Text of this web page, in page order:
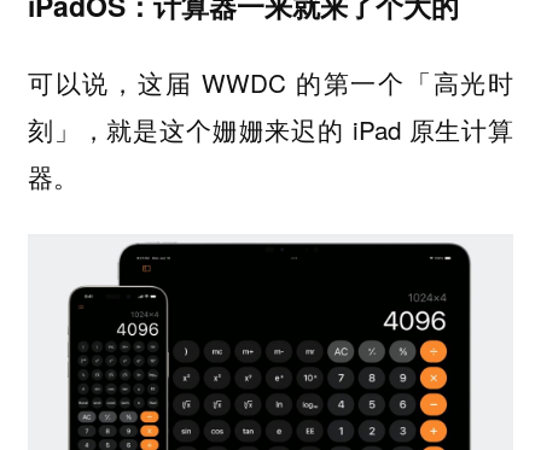
可以说，这届 WWDC 的第一个「高光时
刻」，就是这个姗姗来迟的 iPad 原生计算
器。